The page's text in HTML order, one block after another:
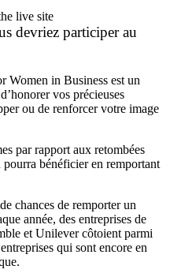
live site
devriez participer au
Women in Business est un
vos précieuses
ou de renforcer votre image
par rapport aux retombées
bénéficier en remportant
chances de remporter un
année, des entreprises de
et Unilever côtoient parmi
qui sont encore en